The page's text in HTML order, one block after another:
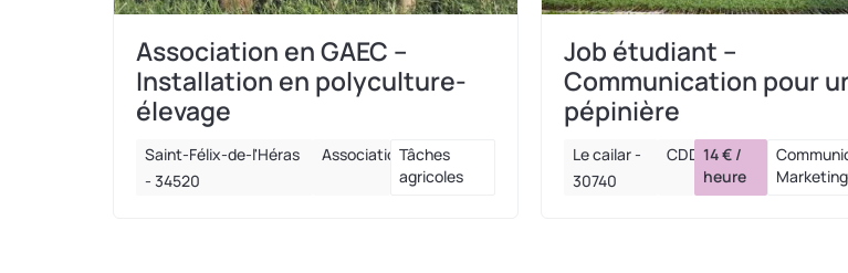
Association en GAEC –
Installation en polyculture-
élevage
Saint-Félix-de-l'Héras
- 34520
AssociationTâches
agricoles
Job étudiant –
Communication pour
pépinière
Le cailar -
30740
CDD 14 € /
heure
Marketing